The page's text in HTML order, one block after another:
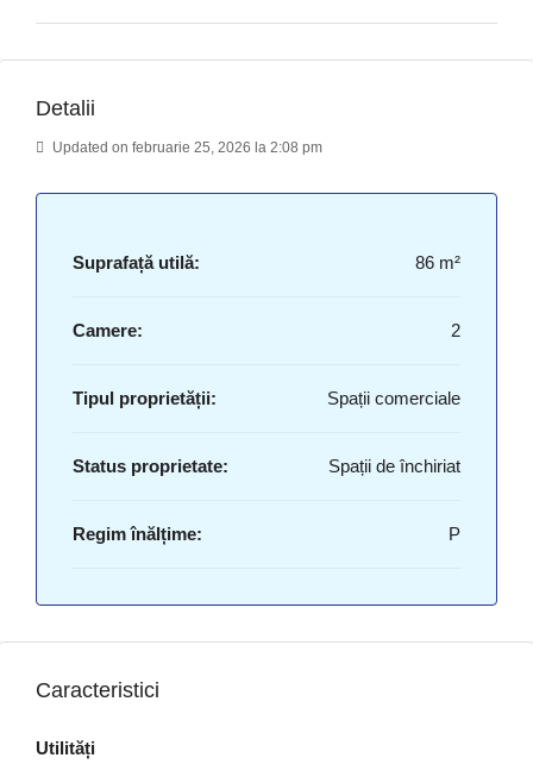
Detalii
Updated on februarie 25, 2026 la 2:08 pm
Suprafață utilă: 86 m²
Camere: 2
Tipul proprietății: Spații comerciale
Status proprietate: Spații de închiriat
Regim înălțime: P
Caracteristici
Utilități